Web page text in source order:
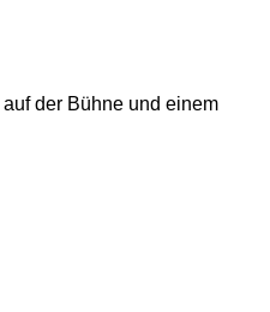
auf der Bühne und einem